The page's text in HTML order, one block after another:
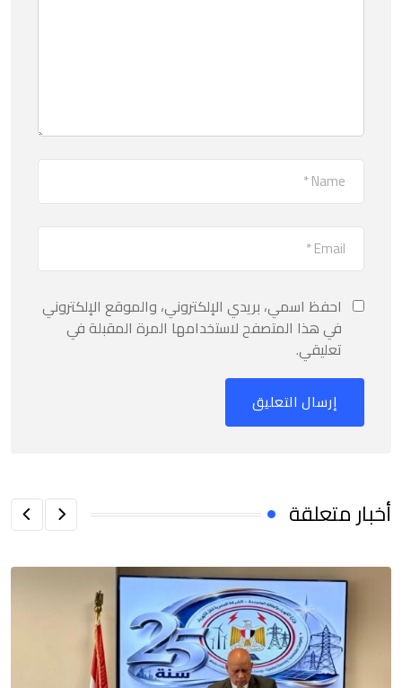
احفظ اسمي، بريدي الإلكتروني، والموقع الإلكتروني
في هذا المتصفح لاستخدامها المرة المقبلة في
تعليقي.
أخبار متعلقة